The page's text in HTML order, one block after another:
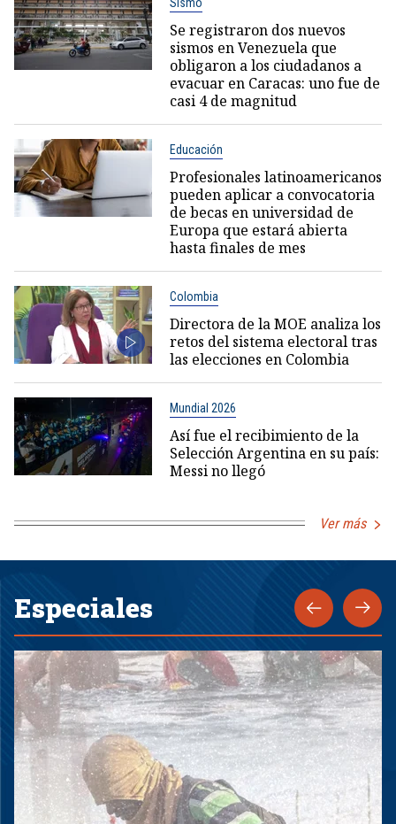
Se registraron dos nuevos
sismos en Venezuela que
obligaron a los ciudadanos a
evacuar en Caracas: uno fue de
casi 4 de magnitud
Educación
Profesionales latinoamericanos
pueden aplicar a convocatoria
de becas en universidad de
Europa que estará abierta
hasta finales de mes
Colombia
Directora de la MOE analiza los
retos del sistema electoral tras
las elecciones en Colombia
Mundial 2026
Así fue el recibimiento de la
Selección Argentina en su país:
Messi no llegó
Ver más
Especiales